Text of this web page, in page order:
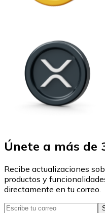
Únete a más de
Recibe actualizaciones
productos y
directamente en tu correo.